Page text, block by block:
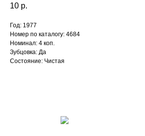
10 р.
Год: 1977
Номер по каталогу: 4684
Номинал: 4 коп.
Зубцовка: Да
Состояние: Чистая